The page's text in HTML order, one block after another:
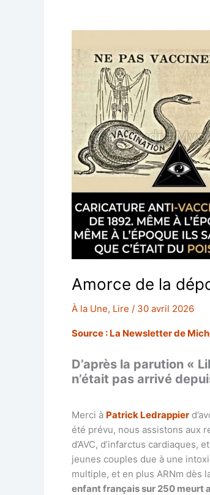
Amorce de la
À la Une, Lire / 30 avril 2026
Source : La Newsletter de
D’après la parution «
n’était pas arrivé
Merci à Patrick Ledrappier
été prévu, nous assistons aux
d’AVC, d’infarctus
jeunes couples due à une
multiple, et en plus ARNm dès
enfant français sur 250 meurt